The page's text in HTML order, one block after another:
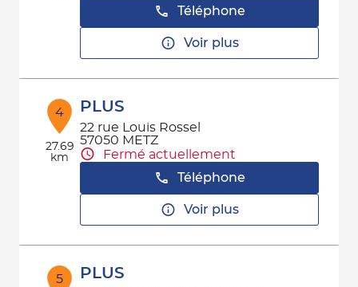
Téléphone
Voir plus
4
27.69
km
PLUS
22 rue Louis Rossel
57050 METZ
Fermé actuellement
Téléphone
Voir plus
5 PLUS